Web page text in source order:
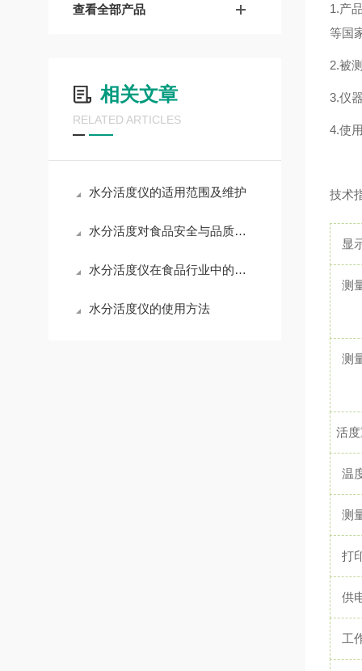
查看全部产品
相关文章
RELATED ARTICLES
水分活度仪的适用范围及维护
水分活度对食品安全与品质的重要性解析
水分活度仪在食品行业中的重要应用
水分活度仪的使用方法
1.产
等国
2.被
3.仪
4.使
技术
显
测
测
活
温
测
打
供
工